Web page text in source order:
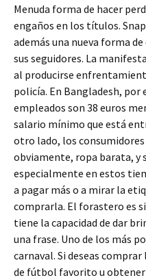
Menuda forma de hacer
engaños en los títulos.
además una nueva forma
sus seguidores. La
al producirse
policía. En Bangladesh, por
empleados son 38 euros
salario mínimo que está
otro lado, los
obviamente, ropa barata, y
especialmente en estos
a pagar más o a mirar la
comprarla. El forastero es
tiene la capacidad de dar
una frase. Uno de los más
carnaval. Si deseas
de fútbol favorito u